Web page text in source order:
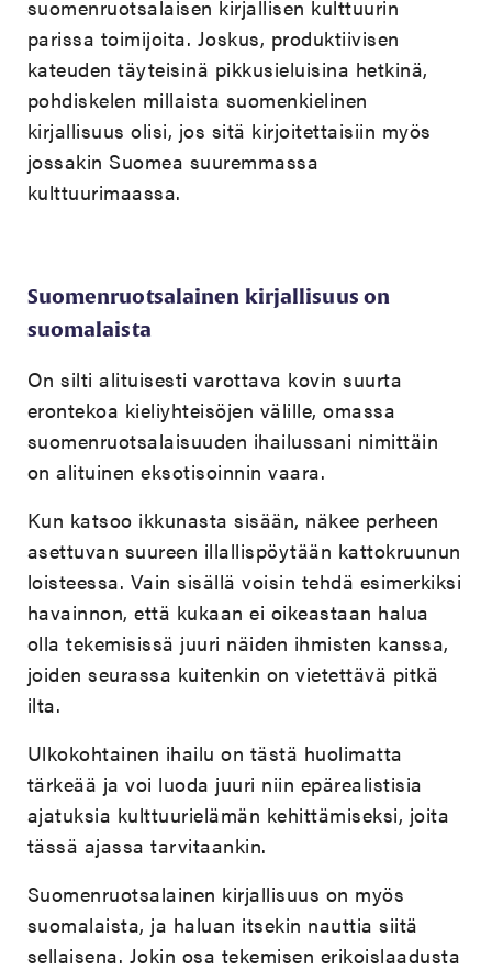
suomenruotsalaisen kirjallisen kulttuurin
parissa toimijoita. Joskus, produktiivisen
kateuden täyteisinä pikkusieluisina hetkinä,
pohdiskelen millaista suomenkielinen
kirjallisuus olisi, jos sitä kirjoitettaisiin myös
jossakin Suomea suuremmassa
kulttuurimaassa.
Suomenruotsalainen kirjallisuus on
suomalaista
On silti alituisesti varottava kovin suurta
erontekoa kieliyhteisöjen välille, omassa
suomenruotsalaisuuden ihailussani nimittäin
on alituinen eksotisoinnin vaara.
Kun katsoo ikkunasta sisään, näkee perheen
asettuvan suureen illallispöytään kattokruunun
loisteessa. Vain sisällä voisin tehdä esimerkiksi
havainnon, että kukaan ei oikeastaan halua
olla tekemisissä juuri näiden ihmisten kanssa,
joiden seurassa kuitenkin on vietettävä pitkä
ilta.
Ulkokohtainen ihailu on tästä huolimatta
tärkeää ja voi luoda juuri niin epärealistisia
ajatuksia kulttuurielämän kehittämiseksi, joita
tässä ajassa tarvitaankin.
Suomenruotsalainen kirjallisuus on myös
suomalaista, ja haluan itsekin nauttia siitä
sellaisena. Jokin osa tekemisen erikoislaadusta